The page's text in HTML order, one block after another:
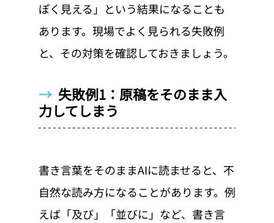
ぽく見える」という結果になることも
あります。現場でよく見られる失敗例
と、その対策を確認しておきましょう。
→ 失敗例1：原稿をそのまま入
力してしまう
書き言葉をそのままAIに読ませると、不
自然な読み方になることがあります。例
えば「及び」「並びに」など、書き言